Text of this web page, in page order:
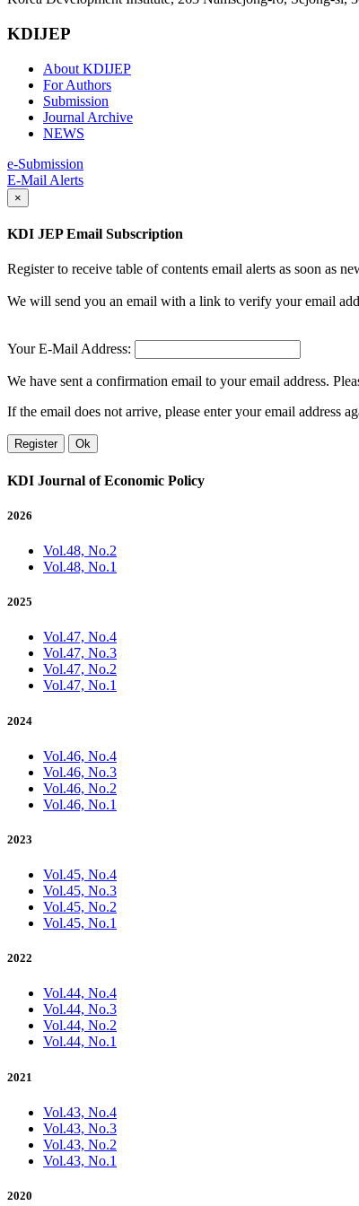
KDIJEP
About KDIJEP
For Authors
Submission
Journal Archive
NEWS
e-Submission
E-Mail Alerts
×
KDI JEP Email Subscription
Register to receive table of contents email alerts as soon as
We will send you an email with a link to verify your email
Your E-Mail Address:
We have sent a confirmation email to your email address.
If the email does not arrive, please enter your email address
Register Ok
KDI Journal of Economic Policy
2026
Vol.48, No.2
Vol.48, No.1
2025
Vol.47, No.4
Vol.47, No.3
Vol.47, No.2
Vol.47, No.1
2024
Vol.46, No.4
Vol.46, No.3
Vol.46, No.2
Vol.46, No.1
2023
Vol.45, No.4
Vol.45, No.3
Vol.45, No.2
Vol.45, No.1
2022
Vol.44, No.4
Vol.44, No.3
Vol.44, No.2
Vol.44, No.1
2021
Vol.43, No.4
Vol.43, No.3
Vol.43, No.2
Vol.43, No.1
2020